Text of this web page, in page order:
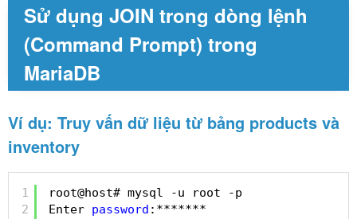
Sử dụng JOIN trong dòng lệnh
(Command Prompt) trong
MariaDB
Ví dụ: Truy vấn dữ liệu từ bảng products và
inventory
1
2
root@host# mysql -u root -p
Enter password :*******